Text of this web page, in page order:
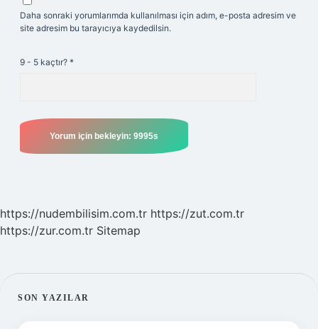
Daha sonraki yorumlarımda kullanılması için adım, e-posta adresim ve
site adresim bu tarayıcıya kaydedilsin.
9 - 5 kaçtır? *
https://nudembilisim.com.tr https://zut.com.tr
https://zur.com.tr Sitemap
SIDEBAR
SON YAZILAR